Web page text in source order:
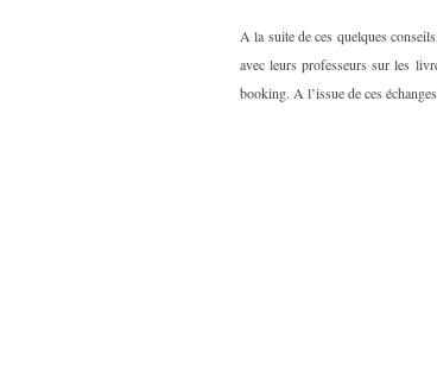
A la suite de ces quelques
avec leurs professeurs sur les
booking. A l’issue de ces